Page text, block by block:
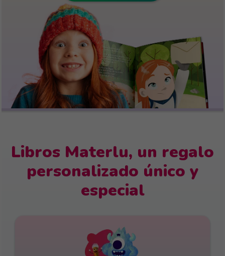
Libros Materlu, un regalo
personalizado único y
especial